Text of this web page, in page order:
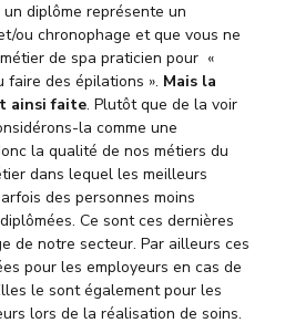
diplôme représente un
ou chronophage et que vous ne
de spa praticien pour «
faire des épilations ». Mais la
ainsi faite. Plutôt que de la voir
la comme une
la qualité de nos métiers du
dans lequel les meilleurs
des personnes moins
Ce sont ces dernières
de notre secteur. Par ailleurs ces
pour les employeurs en cas de
le sont également pour les
lors de la réalisation de soins.